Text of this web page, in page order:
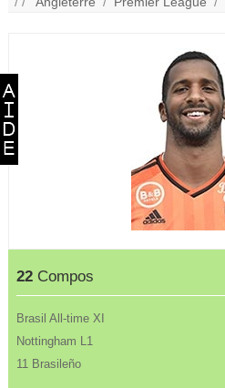
22 Compos
Brasil All-time XI
Nottingham L1
11 Brasileño